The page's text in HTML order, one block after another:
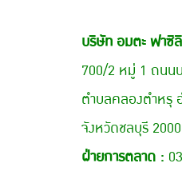
บริษัท อมตะ ฟาซิ
700/2 หมู่ 1 ถนน
ตำบลคลองตำหรุ
จังหวัดชลบุรี
ฝ่ายการตลาด :